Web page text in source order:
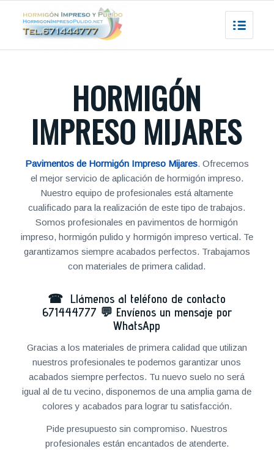
HORMIGÓN
IMPRESO MIJARES
Pavimentos de Hormigón Impreso Mijares. Ofrecemos
el mejor servicio de aplicación de hormigón impreso.
Nuestro equipo de profesionales está altamente
cualificado para la realización de este tipo de trabajos.
Somos profesionales en pavimentos de hormigón
impreso, hormigón pulido y hormigón impreso vertical. Te
garantizamos siempre acabados perfectos. Trabajamos
con materiales de primera calidad.
☎ Llámenos al teléfono de contacto
671444777 💬 Envíenos un mensaje por
WhatsApp
Gracias a los materiales de primera calidad que utilizan
nuestros profesionales te podemos garantizar unos
acabados siempre perfectos. Tu nuevo suelo no será
igual al de tu vecino, disponemos de una amplia gama de
colores y acabados para lograr tu satisfacción.
Pide presupuesto sin compromiso. Nuestros
profesionales están encantados de atenderte.